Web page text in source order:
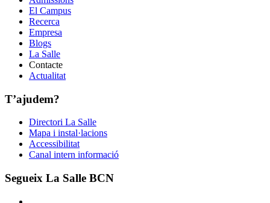
El Campus
Recerca
Empresa
Blogs
La Salle
Contacte
Actualitat
T’ajudem?
Directori La Salle
Mapa i instal·lacions
Accessibilitat
Canal intern informació
Segueix La Salle BCN